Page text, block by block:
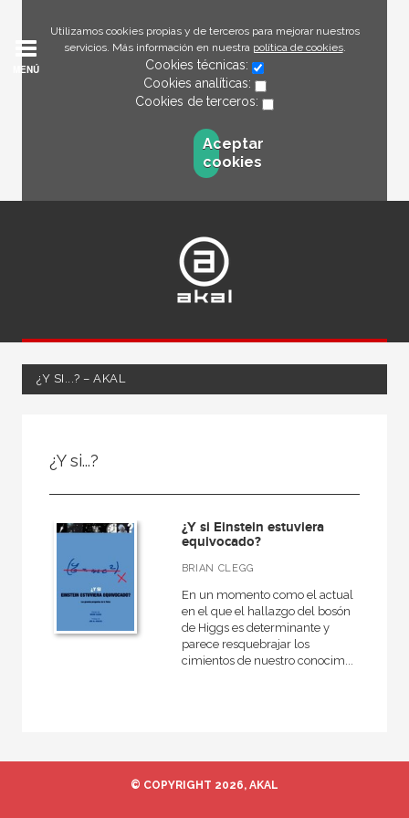
Utilizamos cookies propias y de terceros para mejorar nuestros
servicios. Más información en nuestra política de cookies.
Cookies técnicas:
Cookies analíticas:
Cookies de terceros:
Aceptar
cookies
MENÚ
¿Y SI...? – AKAL
Ciencias naturales y técnicas
Física y Química
MATERIAS
Matemáticas
¿Y si...?
¿Y si Einstein estuviera
equivocado?
BRIAN CLEGG
En un momento como el actual
en el que el hallazgo del bosón
de Higgs es determinante y
parece resquebrajar los
cimientos de nuestro conocim...
© COPYRIGHT 2026, AKAL